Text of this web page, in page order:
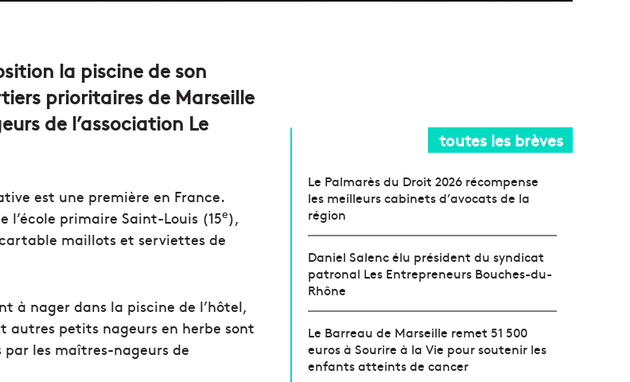
la piscine de son
prioritaires de Marseille
de l’association Le
est une première en France.
l’école primaire Saint-Louis (15e),
maillots et serviettes de
à nager dans la piscine de l’hôtel,
autres petits nageurs en herbe sont
les maîtres-nageurs de
toutes les brèves
Le Palmarès du Droit 2026 récompense
les meilleurs cabinets d’avocats de la
région
Daniel Salenc élu président du syndicat
patronal Les Entrepreneurs Bouches-du-
Rhône
Le Barreau de Marseille remet 51 500
euros à Sourire à la Vie pour soutenir les
enfants atteints de cancer